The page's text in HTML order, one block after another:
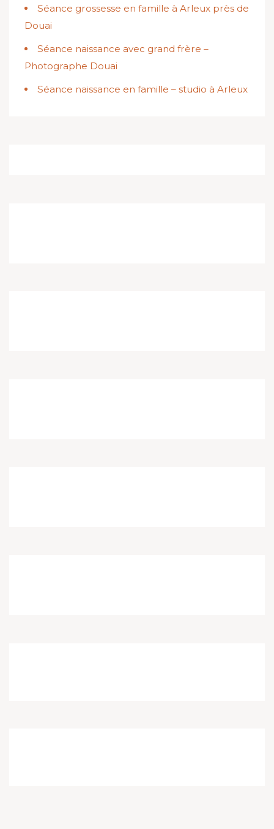
Séance grossesse en famille à Arleux près de
Douai
Séance naissance avec grand frère –
Photographe Douai
Séance naissance en famille – studio à Arleux